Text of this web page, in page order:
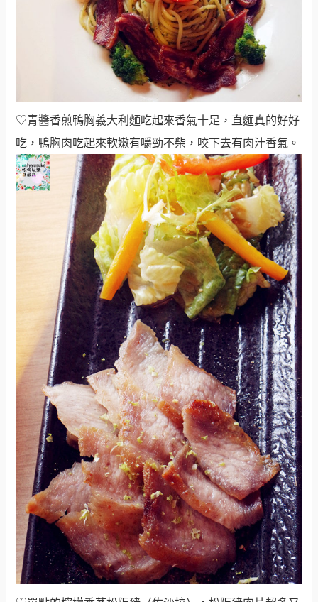
♡青醬香煎鴨胸義大利麵吃起來香氣十足，直麵真的好好
吃，鴨胸肉吃起來軟嫩有嚼勁不柴，咬下去有肉汁香氣。